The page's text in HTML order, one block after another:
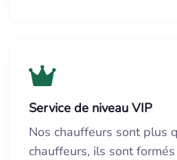
Service de niveau VIP
Nos chauffeurs sont plus
chauffeurs, ils sont